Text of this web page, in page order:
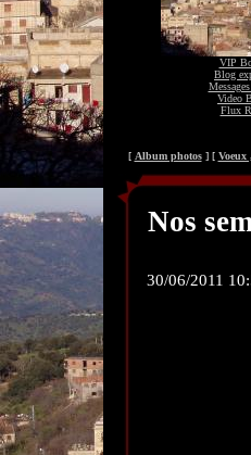
VIP
Blog
Video
Flux
[ Album photos] [ Voeux
Nos
30/06/2011